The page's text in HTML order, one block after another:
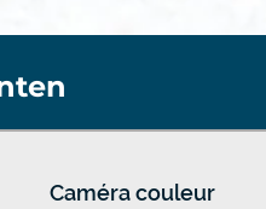
Caméra couleur